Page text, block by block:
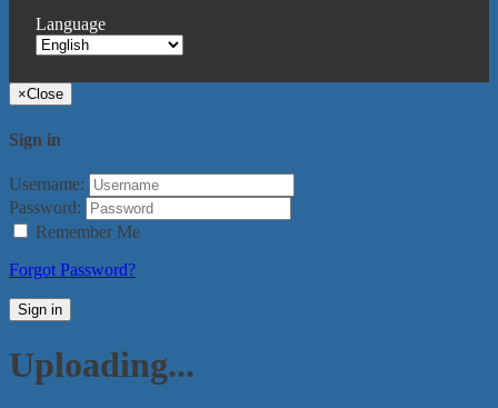
Language
×Close
Sign in
Username:
Password:
Remember Me
Forgot Password?
Sign in
Uploading...